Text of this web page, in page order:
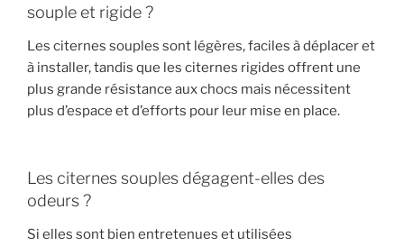
souple et rigide ?
Les citernes souples sont légères, faciles à déplacer et
à installer, tandis que les citernes rigides offrent une
plus grande résistance aux chocs mais nécessitent
plus d’espace et d’efforts pour leur mise en place.
Les citernes souples dégagent-elles des
odeurs ?
Si elles sont bien entretenues et utilisées